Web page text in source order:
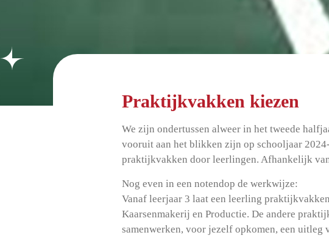
Praktijkvakken kiezen
We zijn ondertussen alweer in het tweede
vooruit aan het blikken zijn op schooljaar
praktijkvakken door leerlingen. Afhankelijk
Nog even in een notendop de werkwijze:
Vanaf leerjaar 3 laat een leerling
Kaarsenmakerij en Productie. De andere
samenwerken, voor jezelf opkomen, een